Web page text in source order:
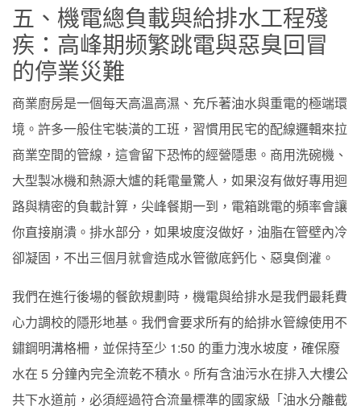
五、機電總負載與給排水工程殘
疾：高峰期频繁跳電與惡臭回冒
的停業災難
商業廚房是一個每天高溫高濕、充斥著油水與重電的極端環
境。許多一般住宅裝潢的工班，習慣用民宅的配線邏輯來拉
商業空間的管線，這會留下恐怖的經營隱患。商用洗碗機、
大型製冰機和熱源大爐的耗電量驚人，如果沒有做好專用迴
路與精密的負載計算，尖峰餐期一到，電箱跳電的頻率會讓
你直接崩潰。排水部分，如果坡度沒做好，油脂在管壁內冷
卻凝固，不出三個月就會造成水管徹底鈣化、惡臭倒灌。
我們在進行後場的餐飲規劃時，機電與给排水是我們最耗費
心力調校的隱形地基。我們會要求所有的給排水管線使用不
鏽鋼明溝格柵，並保持至少 1:50 的重力洩水坡度，確保廢
水在 5 分鐘內完全流乾不積水。所有含油污水在排入大樓公
共下水道前，必須經過符合流量標準的國家級「油水分離截